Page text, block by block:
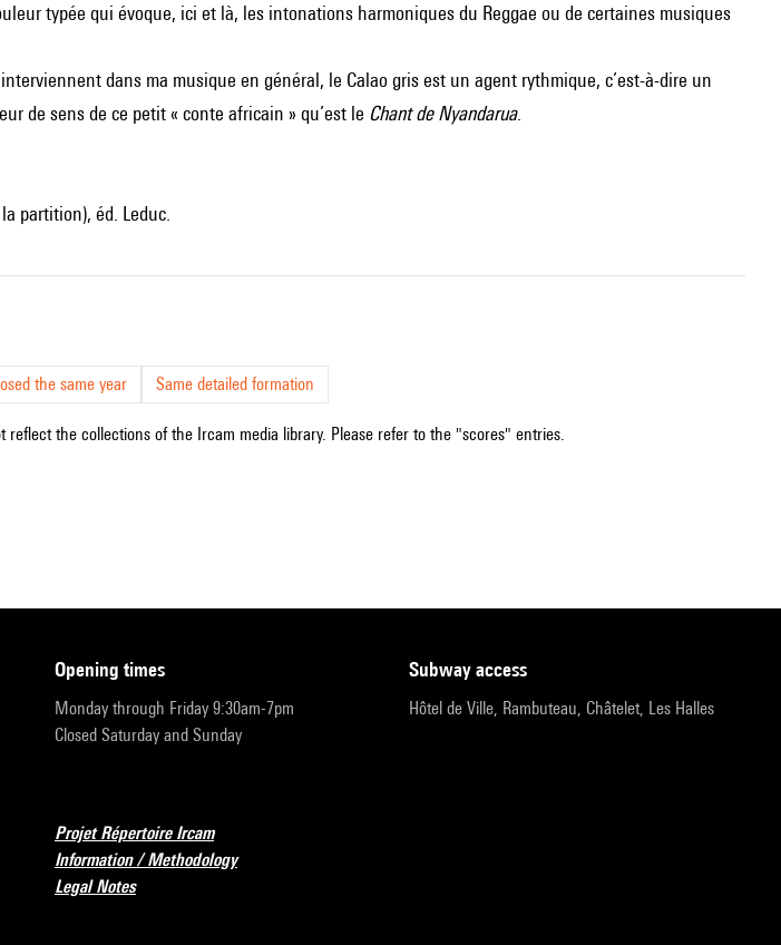
typée qui évoque, ici et là, les intonations harmoniques du Reggae ou de certaines musiques
dans ma musique en général, le Calao gris est un agent rythmique, c’est-à-dire un
de sens de ce petit « conte africain » qu’est le Chant de Nyandarua.
partition), éd. Leduc.
the same year Same detailed formation
the collections of the Ircam media library. Please refer to the "scores" entries.
opening times
Monday through Friday 9:30am-7pm
Closed Saturday and Sunday
subway access
Hôtel de Ville, Rambuteau, Châtelet, Les Halles
Projet Répertoire Ircam
Information / Methodology
Legal Notes